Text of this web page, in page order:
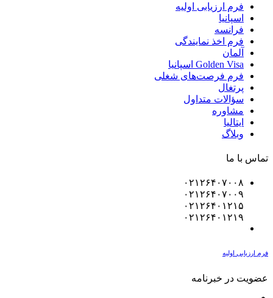
فرم ارزیابی اولیه
اسپانیا
فرانسه
فرم اخذ نمایندگی
آلمان
Golden Visa اسپانيا
فرم فرصت‌های شغلی
پرتغال
سؤالات متداول
مشاوره
ایتالیا
وبلاگ
تماس با ما
۰۲۱۲۶۴۰۷۰۰۸
۰۲۱۲۶۴۰۷۰۰۹
۰۲۱۲۶۴۰۱۲۱۵
۰۲۱۲۶۴۰۱۲۱۹
فرم ارزیابی اولیه
عضویت در خبرنامه